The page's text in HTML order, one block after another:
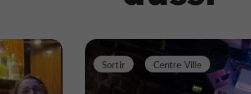
Sortir Centre Ville